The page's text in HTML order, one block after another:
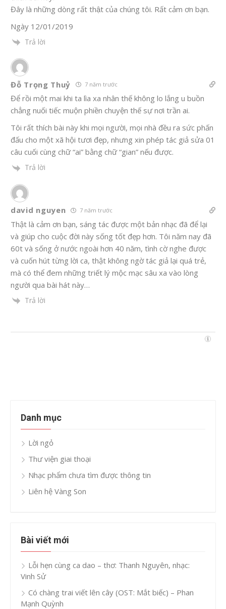
Đây là những dòng rất thật của chúng tôi. Rất cảm ơn bạn.
Ngày 12/01/2019
Trả lời
Đỗ Trọng Thuỷ 7 năm trước
Để rồi một mai khi ta lìa xa nhân thế không lo lắng u buồn
chẳng nuối tiếc muộn phiền chuyện thế sự nơi trần ai.
Tôi rất thích bài này khi mọi người, mọi nhà đều ra sức phấn
đấu cho một xã hội tươi đẹp, nhưng xin phép tác giả sửa 01
câu cuối cùng chữ “ai” bằng chữ “gian” nếu được.
Trả lời
david nguyen 7 năm trước
Thật là cảm ơn bạn, sáng tác được một bản nhạc đã để lại
và giúp cho cuộc đời này sống tốt đẹp hơn. Tôi năm nay đã
60t và sống ở nước ngoài hơn 40 năm, tình cờ nghe được
và cuốn hút từng lời ca, thật không ngờ tác giả lại quá trẻ,
mà có thể đem những triết lý mộc mạc sâu xa vào lòng
người qua bài hát này…
Trả lời
Danh mục
Lời ngỏ
Thư viện giai thoại
Nhạc phẩm chưa tìm được thông tin
Liên hệ Vàng Son
Bài viết mới
Lỗi hẹn cùng ca dao – thơ: Thanh Nguyên, nhạc:
Vinh Sử
Có chàng trai viết lên cây (OST: Mắt biếc) – Phan
Mạnh Quỳnh